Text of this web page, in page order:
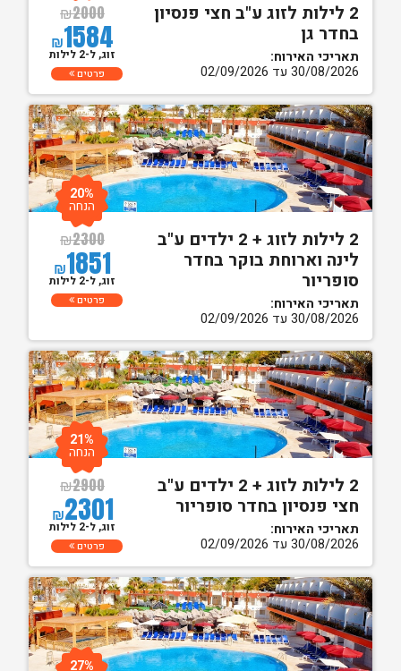
2 לילות לזוג ע"ב חצי פנסיון
בחדר גן
תאריכי האירוח:
30/08/2026 עד 02/09/2026
₪2000
₪1584
זוג, ל-2 לילות
פרטים
2 לילות לזוג + 2 ילדים ע"ב
לינה וארוחת בוקר בחדר
סופריור
תאריכי האירוח:
30/08/2026 עד 02/09/2026
₪2300
₪1851
20%
הנחה
זוג, ל-2 לילות
פרטים
2 לילות לזוג + 2 ילדים ע"ב
חצי פנסיון בחדר סופריור
תאריכי האירוח:
30/08/2026 עד 02/09/2026
₪2900
₪2301
21%
הנחה
זוג, ל-2 לילות
פרטים
27%